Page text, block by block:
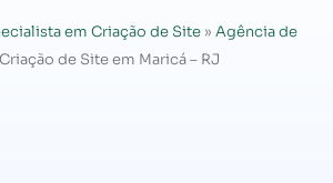
em Criação de Site » Agência de
Criação de Site em Maricá – RJ